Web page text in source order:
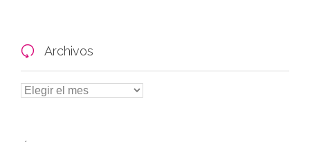
 Archivos